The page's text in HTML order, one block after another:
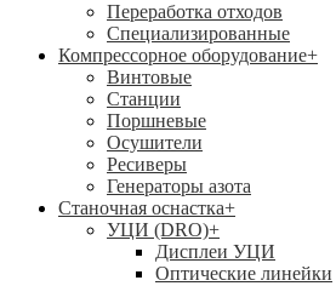
Переработка отходов
Специализированные
Компрессорное оборудование+
Винтовые
Станции
Поршневые
Осушители
Ресиверы
Генераторы азота
Станочная оснастка+
УЦИ (DRO)+
Дисплеи УЦИ
Оптические линейки